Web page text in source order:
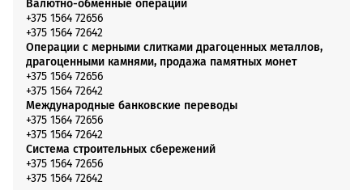
Валютно-обменные операции
+375 1564 72656
+375 1564 72642
Операции с мерными слитками драгоценных металлов,
драгоценными камнями, продажа памятных монет
+375 1564 72656
+375 1564 72642
Международные банковские переводы
+375 1564 72656
+375 1564 72642
Система строительных сбережений
+375 1564 72656
+375 1564 72642